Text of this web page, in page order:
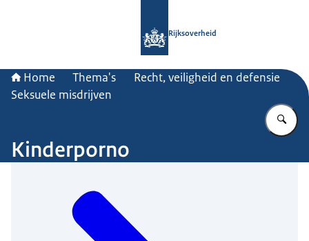
Rijksoverheid
Home Thema's
Recht, veiligheid en defensie
Seksuele misdrijven
Kinderporno